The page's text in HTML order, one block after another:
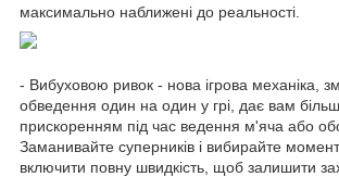
максимально наближені до реальності.
- Вибуховою ривок - нова ігрова механіка,
обведення один на один у грі, дає вам
прискоренням під час ведення м'яча або
Заманивайте суперників і вибирайте
включити повну швидкість, щоб залишити